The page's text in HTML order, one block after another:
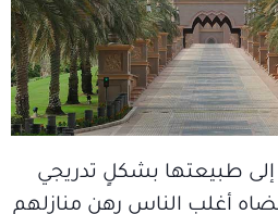
إلى طبيعتها بشكلٍ تدريجي
أغلب الناس رهن منازلهم